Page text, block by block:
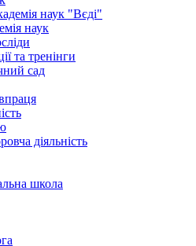
наук "Вєді"
наук
та тренінги
сад
діяльність
школа